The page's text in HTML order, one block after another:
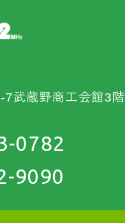
武蔵野商工会館3階
0782
9090